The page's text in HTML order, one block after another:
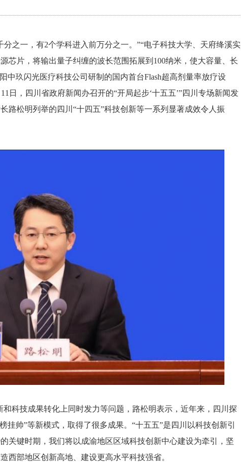
之一，有2个学科进入前万分之一。”“电子科技大学、天府绛溪实
芯片，将输出量子纠缠的波长范围拓展到100纳米，使大容量、长
中玖闪光医疗科技公司研制的国内首台Flash超高剂量率放疗设
日，四川省政府新闻办召开的“开局起步‘十五五’”四川专场新闻发
路松明列举的四川“十四五”科技创新等一系列显著成效令人振
科技成果转化上同时发力等问题，路松明表示，近年来，四川探
挂帅”等新模式，取得了很多成果。“十五五”是四川以科技创新引
关键时期，我们将以成渝地区区域科技创新中心建设为牵引，坚
西部地区创新高地、建设更高水平科技强省。